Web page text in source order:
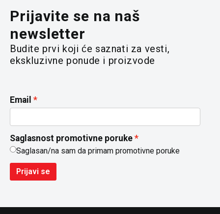
Prijavite se na naš
newsletter
Budite prvi koji će saznati za vesti,
ekskluzivne ponude i proizvode
Email
Saglasnost promotivne poruke
Saglasan/na sam da primam promotivne poruke
Prijavi se